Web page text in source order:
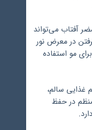
آفتاب می‌تواند
در معرض نور
مو استفاده
غذایی سالم،
در حفظ